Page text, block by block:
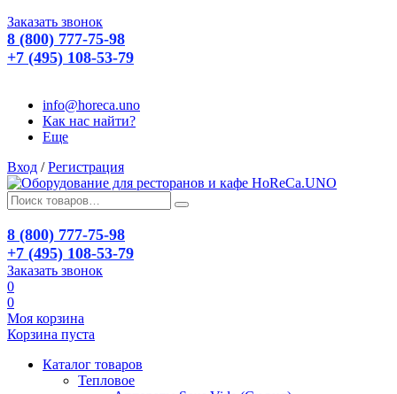
Заказать звонок
8 (800) 777-75-98
+7 (495) 108-53-79
info@horeca.uno
Как нас найти?
Еще
Вход / Регистрация
8 (800) 777-75-98
+7 (495) 108-53-79
Заказать звонок
0
0
Моя корзина
Корзина пуста
Каталог товаров
Тепловое